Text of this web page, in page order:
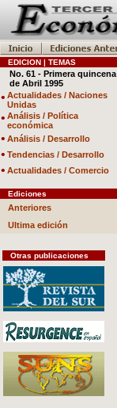
EDICION | TEMAS
No. 61 - Primera quincena
de Abril 1995
• Actualidades / Naciones
Unidas
• Análisis / Política
económica
• Análisis / Desarrollo
• Tendencias / Desarrollo
• Actualidades / Comercio
Ediciones
Anteriores
Ultima edición
Otras publicaciones